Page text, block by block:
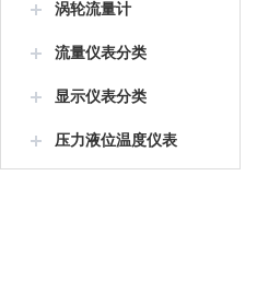
涡轮流量计
流量仪表分类
显示仪表分类
压力液位温度仪表